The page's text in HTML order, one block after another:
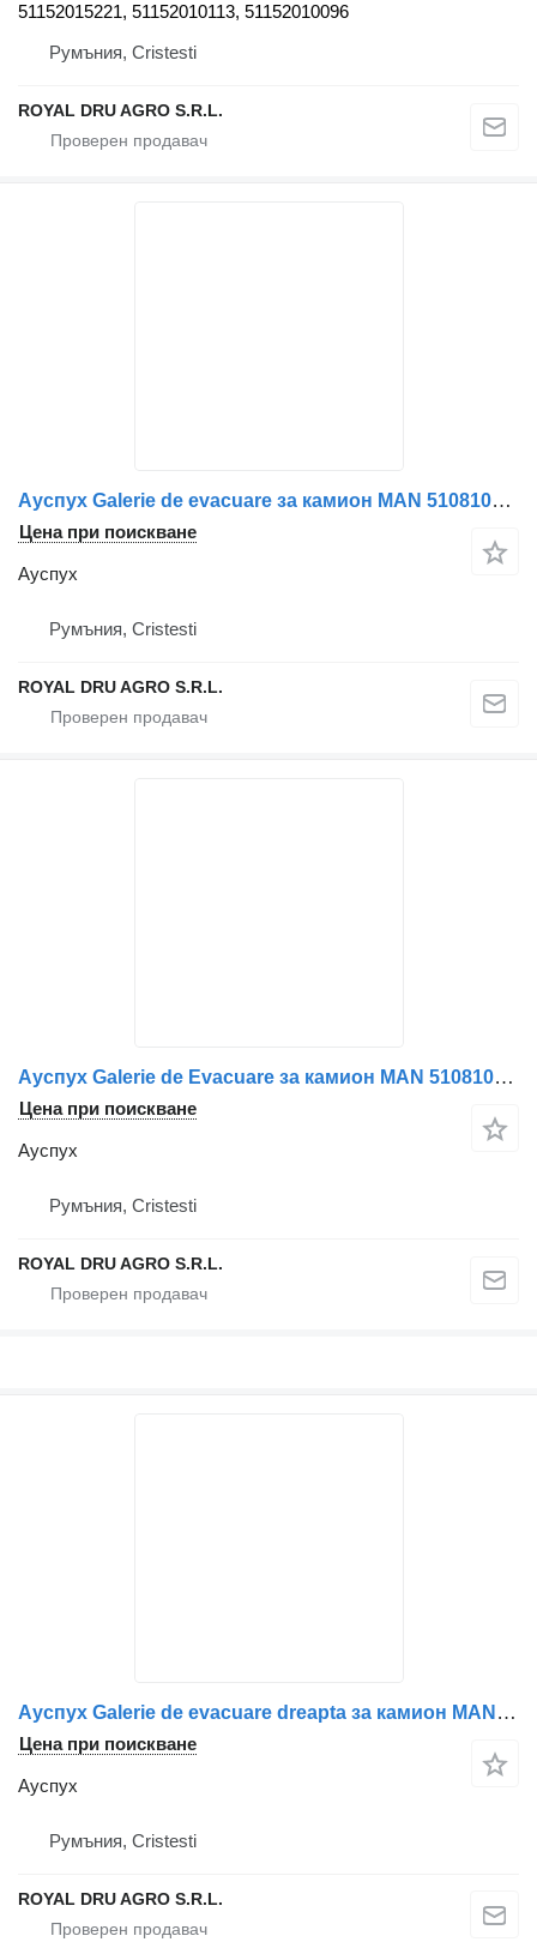
51152015221, 51152010113, 51152010096
Румъния, Cristesti
ROYAL DRU AGRO S.R.L.
Ауспух Galerie de evacuare за камион MAN 51081016327 / 51081020214 / 51081020161
Цена при поискване
Ауспух
Румъния, Cristesti
ROYAL DRU AGRO S.R.L.
Ауспух Galerie de Evacuare за камион MAN 51081020645 / 51081020774 / 51081020485 / 51081016363 / 51081016331
Цена при поискване
Ауспух
Румъния, Cristesti
ROYAL DRU AGRO S.R.L.
Ауспух Galerie de evacuare dreapta за камион MAN 51.08102-3187 / 51.08102.3187
Цена при поискване
Ауспух
Румъния, Cristesti
ROYAL DRU AGRO S.R.L.